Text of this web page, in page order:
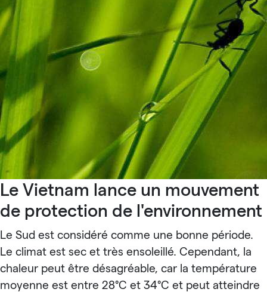
Le Vietnam lance un mouvement
de protection de l'environnement
Le Sud est considéré comme une bonne période.
Le climat est sec et très ensoleillé. Cependant, la
chaleur peut être désagréable, car la température
moyenne est entre 28°C et 34°C et peut atteindre